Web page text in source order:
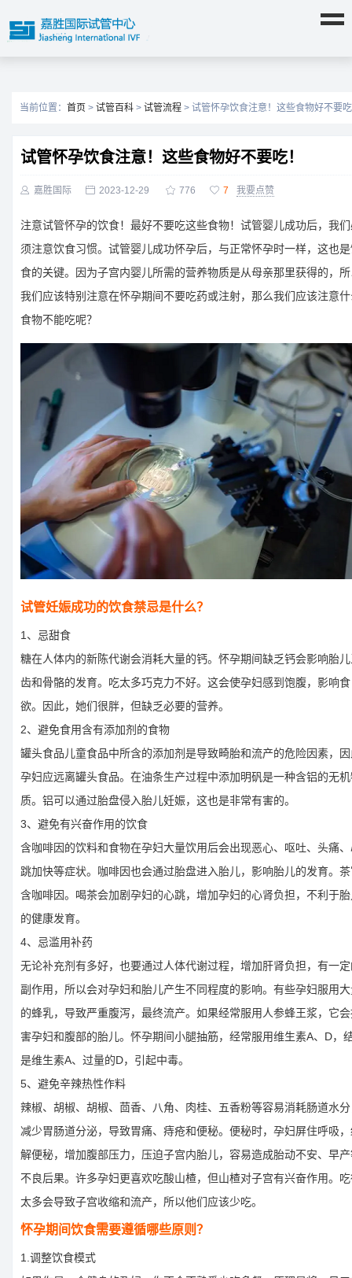
当前位置： 首页 > 试管百科 > 试管流程 > 试管怀孕饮食注意！这些食物好不要
试管怀孕饮食注意！这些食物好不要吃！
 嘉胜国际  2023-12-29  776  7 我要点赞
注意试管怀孕的饮食！最好不要吃这些食物！试管婴儿成功后，我
须注意饮食习惯。试管婴儿成功怀孕后，与正常怀孕时一样，这也
食的关键。因为子宫内婴儿所需的营养物质是从母亲那里获得的，
我们应该特别注意在怀孕期间不要吃药或注射，那么我们应该注意
食物不能吃呢？
试管妊娠成功的饮食禁忌是什么？
1、忌甜食
糖在人体内的新陈代谢会消耗大量的钙。怀孕期间缺乏钙会影响胎
齿和骨骼的发育。吃太多巧克力不好。这会使孕妇感到饱腹，影响食
欲。因此，她们很胖，但缺乏必要的营养。
2、避免食用含有添加剂的食物
罐头食品儿童食品中所含的添加剂是导致畸胎和流产的危险因素，
孕妇应远离罐头食品。在油条生产过程中添加明矾是一种含铝的无
质。铝可以通过胎盘侵入胎儿妊娠，这也是非常有害的。
3、避免有兴奋作用的饮食
含咖啡因的饮料和食物在孕妇大量饮用后会出现恶心、呕吐、头痛
跳加快等症状。咖啡因也会通过胎盘进入胎儿，影响胎儿的发育。
含咖啡因。喝茶会加剧孕妇的心跳，增加孕妇的心肾负担，不利于
的健康发育。
4、忌滥用补药
无论补充剂有多好，也要通过人体代谢过程，增加肝肾负担，有一
副作用，所以会对孕妇和胎儿产生不同程度的影响。有些孕妇服用
的蜂乳，导致严重腹泻，最终流产。如果经常服用人参蜂王浆，它
害孕妇和腹部的胎儿。怀孕期间小腿抽筋，经常服用维生素A、D，
是维生素A、过量的D，引起中毒。
5、避免辛辣热性作料
辣椒、胡椒、胡椒、茴香、八角、肉桂、五香粉等容易消耗肠道水
减少胃肠道分泌，导致胃痛、痔疮和便秘。便秘时，孕妇屏住呼吸
解便秘，增加腹部压力，压迫子宫内胎儿，容易造成胎动不安、早
不良后果。许多孕妇更喜欢吃酸山楂，但山楂对子宫有兴奋作用。
太多会导致子宫收缩和流产，所以他们应该少吃。
怀孕期间饮食需要遵循哪些原则？
1.调整饮食模式